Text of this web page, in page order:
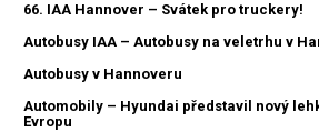
66. IAA Hannover – Svátek pro truckery!
Autobusy IAA – Autobusy na veletrhu v
Autobusy v Hannoveru
Automobily – Hyundai představil nový
Evropu